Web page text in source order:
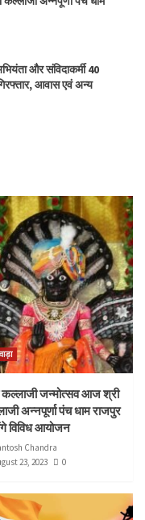
और संविदाकर्मी 40
आवास एवं अन्य
एवं एसोसिएशन ऑफ
समारोह का हुआ आयोजन
कल्लाजी जन्मोत्सव आज श्री
अन्नपूर्णा पंच धाम राजपुर
विविध आयोजन
Chandra
23, 2023
0